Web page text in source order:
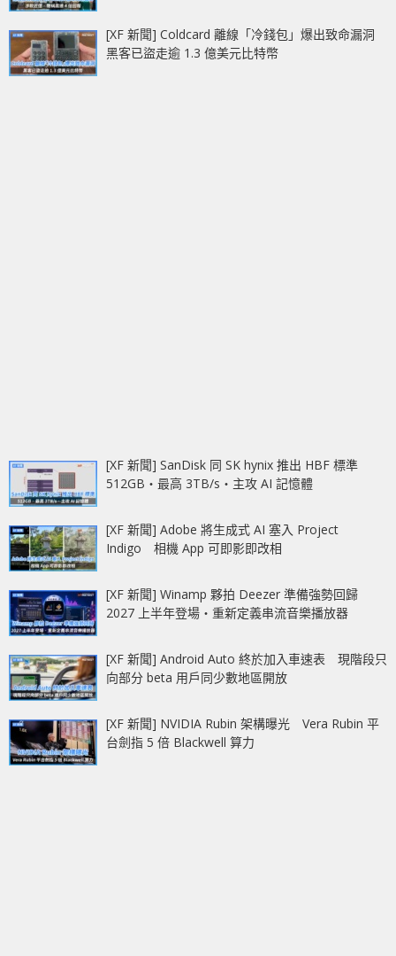
[XF 新聞] Coldcard 離線「冷錢包」爆出致命漏洞
黑客已盜走逾 1.3 億美元比特幣
[XF 新聞] SanDisk 同 SK hynix 推出 HBF 標準
512GB‧最高 3TB/s‧主攻 AI 記憶體
[XF 新聞] Adobe 將生成式 AI 塞入 Project
Indigo 相機 App 可即影即改相
[XF 新聞] Winamp 夥拍 Deezer 準備強勢回歸
2027 上半年登場‧重新定義串流音樂播放器
[XF 新聞] Android Auto 終於加入車速表 現階段只
向部分 beta 用戶同少數地區開放
[XF 新聞] NVIDIA Rubin 架構曝光 Vera Rubin 平
台劍指 5 倍 Blackwell 算力